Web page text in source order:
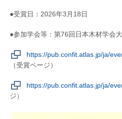
●受賞日：2026年3月18日
●参加学会等：第76回日本木材学会
https://pub.confit.atlas.jp/ja/
（受賞ページ）
https://pub.confit.atlas.jp/ja/
ジ）